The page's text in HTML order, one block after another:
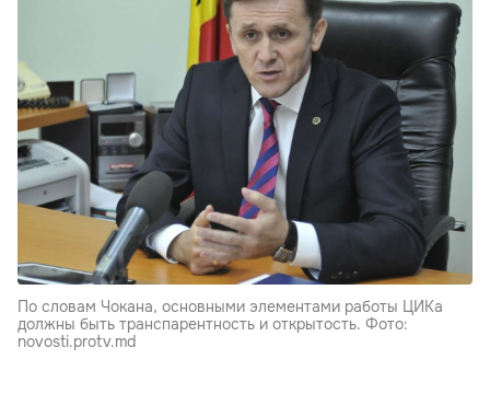
По словам Чокана, основными элементами работы ЦИКа
должны быть транспарентность и открытость. Фото:
novosti.protv.md